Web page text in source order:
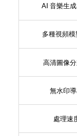
AI 音樂生
多種視頻模
高清圖像
無水印導
處理速